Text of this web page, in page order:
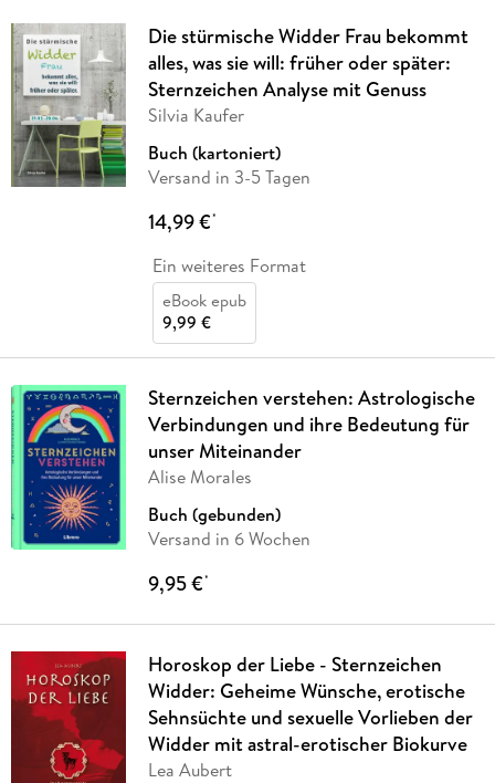
Die stürmische Widder Frau bekommt
alles, was sie will: früher oder später:
Sternzeichen Analyse mit Genuss
Silvia Kaufer
Buch (kartoniert)
Versand in 3-5 Tagen
14,99 €*
Ein weiteres Format
eBook epub
9,99 €
Sternzeichen verstehen: Astrologische
Verbindungen und ihre Bedeutung für
unser Miteinander
Alise Morales
Buch (gebunden)
Versand in 6 Wochen
9,95 €*
Horoskop der Liebe - Sternzeichen
Widder: Geheime Wünsche, erotische
Sehnsüchte und sexuelle Vorlieben der
Widder mit astral-erotischer Biokurve
Lea Aubert